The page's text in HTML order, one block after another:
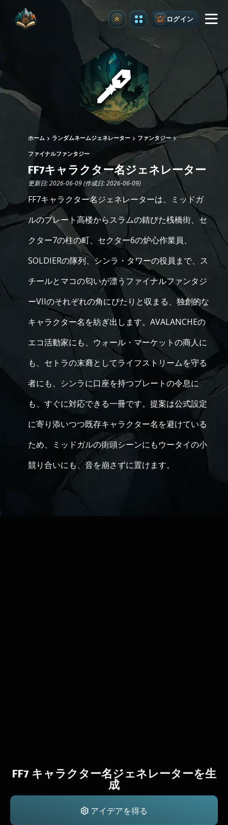
アップグレード ログイン
ホーム ランダムネームジェネレーター ファンタジー
ファイナルファンタジー
FF7キャラクター名ジェネレーター
更新日: 2026-06-09 (作成日: 2026-06-09)
FF7キャラクター名ジェネレーターは、ミッドガ
ルのプレート高楼からスラムの錆びた桟橋街、セ
クター7の柱の町、セクター6の炉心作業員、
SOLDIERの隊列、シンラ・タワーの役員まで、ス
チールとマコの匂いが漂うファイナルファンタジ
ーVIIのそれぞれの角にぴたりと収まる、独創的な
キャラクター名を紡ぎ出します。AVALANCHEの
エコ活動家にも、ウォール・マーケットの商人に
も、セトラの末裔としてライフストリームを守る
者にも、シンラに口座を持つプレートの令息に
も、すぐに対応できる一冊です。提案は公式設定
に寄り添いつつ既存キャラクター名を避けている
ため、ミッドガルの街頭シーンにもウータイの小
競り合いにも、音を崩さずに置けます。
FF7 キャラクター名ジェネレーターを生
成
アイデアを得る